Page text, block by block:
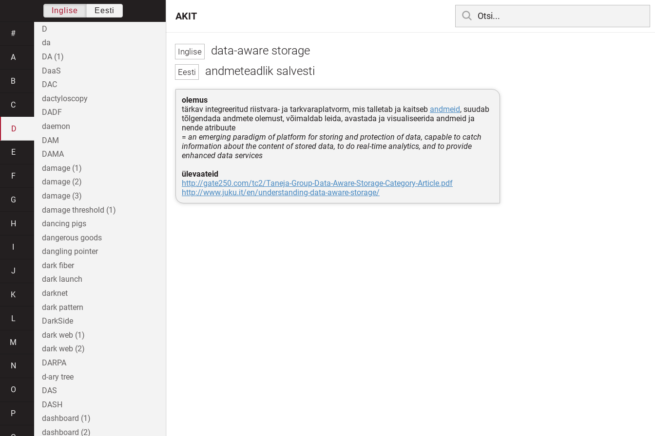
data-aware storage
andmeteadlik salvesti
olemus
tärkav integreeritud riistvara- ja tarkvaraplatvorm, mis talletab ja kaitseb andmeid, suudab
tõlgendada andmete olemust, võimaldab leida, avastada ja visualiseerida andmeid ja
nende atribuute
= an emerging paradigm of platform for storing and protection of data, capable to catch
information about the content of stored data, to do real-time analytics, and to provide
enhanced data services
ülevaateid
http://gate250.com/tc2/Taneja-Group-Data-Aware-Storage-Category-Article.pdf
http://www.juku.it/en/understanding-data-aware-storage/
AKIT
Inglise Eesti
#
A
B
C
D
E
F
G
H
J
K
L
M
N
O
P
D
da
DA (1)
DaaS
DAC
dactyloscopy
DADF
daemon
DAM
DAMA
damage (1)
damage (2)
damage (3)
damage threshold (1)
dancing pigs
dangerous goods
dangling pointer
dark fiber
dark launch
darknet
dark pattern
DarkSide
dark web (1)
dark web (2)
DARPA
d-ary tree
DAS
DASH
dashboard (1)
dashboard (2)